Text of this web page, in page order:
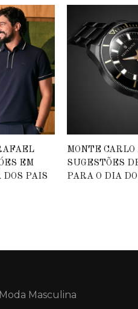
EM
PAIS
MONTE
SUGESTÕES
PARA O DIA
Masculina